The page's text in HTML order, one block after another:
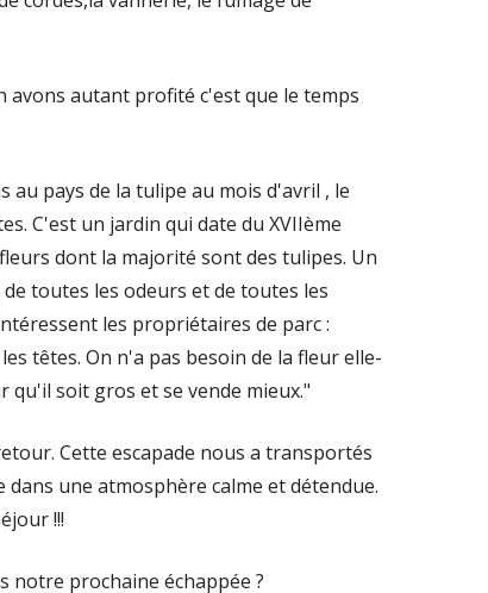
avons autant profité c'est que le temps
au pays de la tulipe au mois d'avril , le
C'est un jardin qui date du XVIIème
dont la majorité sont des tulipes. Un
toutes les odeurs et de toutes les
les propriétaires de parc :
têtes. On n'a pas besoin de la fleur elle-
qu'il soit gros et se vende mieux."
Cette escapade nous a transportés
une atmosphère calme et détendue.
!!!
notre prochaine échappée ?